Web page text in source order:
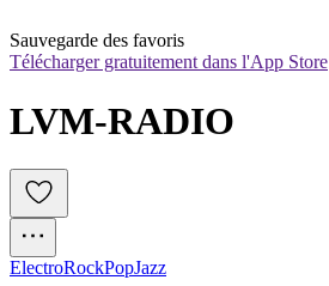
Sauvegarde des favoris
Télécharger gratuitement dans l'App Store
LVM-RADIO
ElectroRockPopJazz